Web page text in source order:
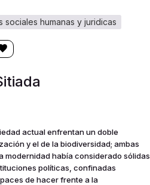
sociales humanas y juridicas
actual enfrentan un doble
y el de la biodiversidad; ambas
modernidad había considerado sólidas
políticas, confinadas
de hacer frente a la